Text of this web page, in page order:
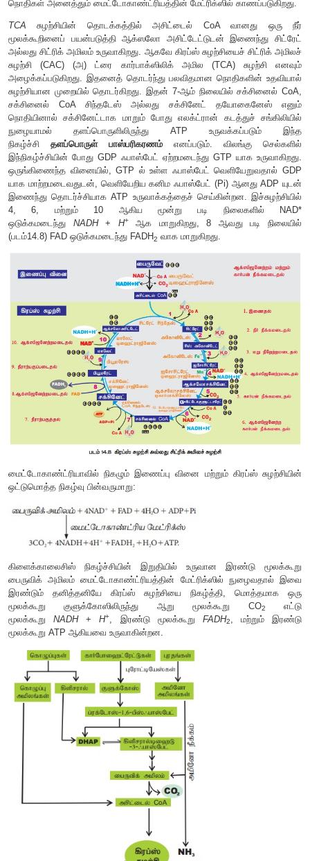
TCA சுழற்சிக்கு தேவையான நொதிகளில் சக்சினேட்
நொதி மட்டும் மைட்டோகாண்ட்ரியத்தின் உட்சவ்வில்
நொதிகள் அனைத்தும் மைட்டோகாண்ட்ரியத்தின் மேட்ரிக்ஸில்
TCAசுழற்சியின் தொடக்கத்தில் அசிட்டைல் CoA
மூலக்கூறினைப் பயன்படுத்தி ஆக்ஸலோ அசிட்டேட்டுடன்
அல்லது சிட்ரிக் அமிலம் உருவாகிறது. ஆகவே கிரப்ஸ் சுழற்சியைச்
சுழற்சி (CAC) (அ) ட்ரை கார்பாக்ஸிலிக் அமில (TCA)
அழைக்கப்படுகிறது. இதனைத் தொடர்ந்து பலவிதமான
சுழற்சியான முறையில் தொடர்கிறது. இதன் 7-ஆம் நிலையில்
சக்சினைல் CoA சிந்தடேஸ் அல்லது சக்சினேட்
நொதியினால் சக்சினேட்டாக மாறும் போது எலக்ட்ரான்
நுழையாமல் தளப்பொருளிலிருந்து ATP
தளப்பொருள் பாஸ்பரிகரணம்எனப்படும்.
இந்நிகழ்ச்சியின் போது GDP ஃபாஸ்பேட் ஏற்றமடைந்து GTP யாக
ஒருங்கிணைந்த வினையில், GTP ல் உள்ள ஃபாஸ்பேட்
யாக மாற்றமடைவதுடன், வெளியேறிய கனிம ஃபாஸ்பேட் (Pi)
இணைந்து தொடர்ச்சியாக ATP உருவாக்கத்தைச் செய்கின்றன.
4, 6, மற்றும் 10 ஆகிய மூன்று படி
ஒடுக்கமடைந்துNADH+H+ஆக மாறுகிறது, 8 ஆவது
(படம்14.8) FAD ஒடுக்கமடைந்து FADH
2 வாக மாறுகிறது.
மைட்டோகாண்ட்ரியாவில் நிகழும் இணைப்பு வினை மற்றும்
ஒட்டுமொத்த நிகழ்வு பின்வருமாறு: